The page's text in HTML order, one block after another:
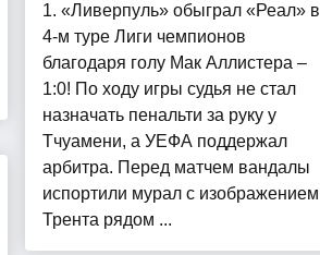
1. «Ливерпуль» обыграл «Реал» в
4-м туре Лиги чемпионов
благодаря голу Мак Аллистера –
1:0! По ходу игры судья не стал
назначать пенальти за руку у
Тчуамени, а УЕФА поддержал
арбитра. Перед матчем вандалы
испортили мурал с изображением
Трента рядом ...